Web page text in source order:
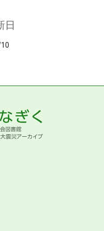
日